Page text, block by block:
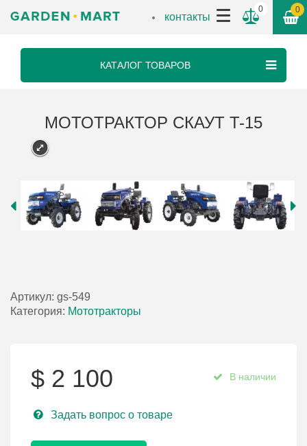
контакты
0 0
КАТАЛОГ ТОВАРОВ
МОТОТРАКТОР СКАУТ T-15
Артикул: gs-549
Категория: Мототракторы
$ 2 100 В наличии
Задать вопрос о товаре